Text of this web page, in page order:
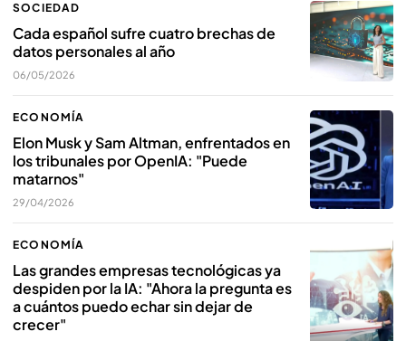
SOCIEDAD
Cada español sufre cuatro brechas de
datos personales al año
06/05/2026
ECONOMÍA
Elon Musk y Sam Altman, enfrentados en
los tribunales por OpenIA: "Puede
matarnos"
29/04/2026
ECONOMÍA
Las grandes empresas tecnológicas ya
despiden por la IA: "Ahora la pregunta es
a cuántos puedo echar sin dejar de
crecer"